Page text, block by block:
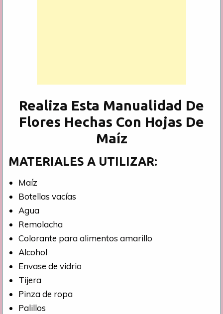
Realiza Esta Manualidad De
Flores Hechas Con Hojas De
Maíz
MATERIALES A UTILIZAR:
Maíz
Botellas vacías
Agua
Remolacha
Colorante para alimentos amarillo
Alcohol
Envase de vidrio
Tijera
Pinza de ropa
Palillos